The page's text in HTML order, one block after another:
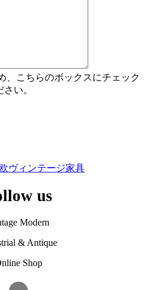
、こちらのボックスにチェック
い。
us
Modern
& Antique
Shop